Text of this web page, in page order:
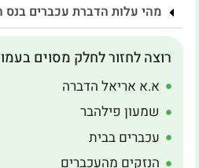
מהי עלות הדברת עכברים בנס
רוצה לחזור לחלק מסוים
א.א אריאל הדברה
שמעון פילהבר
עכברים בבית
הנזקים מהעכברים